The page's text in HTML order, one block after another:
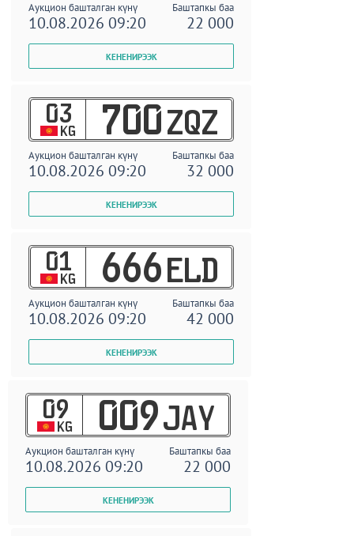
Аукцион башталган күнү Баштапкы баа
10.08.2026 09:20 22 000
03
KG 700 ZQZ
Аукцион башталган күнү Баштапкы баа
10.08.2026 09:20 32 000
01
KG 666 ELD
Аукцион башталган күнү Баштапкы баа
10.08.2026 09:20 42 000
09
KG 009 JAY
Аукцион башталган күнү Баштапкы баа
10.08.2026 09:20 22 000